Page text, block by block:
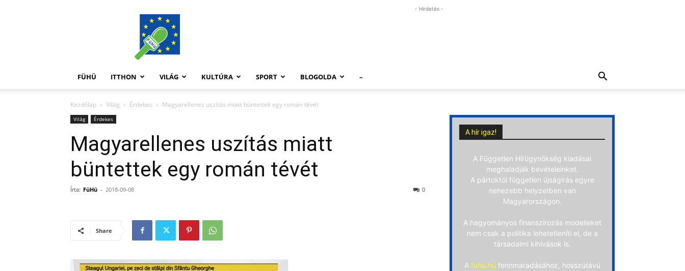
FüHü
- Hirdetés -
FÜHÜ ITTHON VILÁG KULTÚRA SPORT BLOGOLDA –
Kezdőlap Világ Érdekes Magyarellenes uszítás miatt büntettek egy román tévét
Világ Érdekes
Magyarellenes uszítás miatt
büntettek egy román tévét
Írta: FüHü - 2018-09-08 0
Share
A hír igaz!
A Független Hírügynökség kiadásai
meghaladják bevételeinket.
A pártoktól független újságírás egyre
nehezebb helyzetben van
Magyarországon.
A hagyományos finanszírozás modelleket
nem csak a politika lehetetleníti el, de a
társadalmi kihívások is.
A fuhu.hu fennmaradásához, hosszútávú